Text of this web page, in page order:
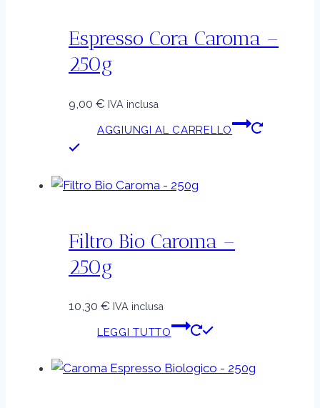
Espresso Cora Caroma –
250g
9,00 € IVA inclusa
AGGIUNGI AL CARRELLO
Filtro Bio Caroma –
250g
10,30 € IVA inclusa
LEGGI TUTTO